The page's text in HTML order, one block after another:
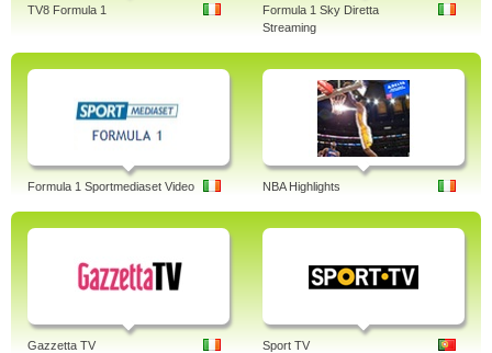
TV8 Formula 1
Formula 1 Sky Diretta
Streaming
Formula 1 Sportmediaset Video NBA Highlights
Gazzetta TV Sport TV